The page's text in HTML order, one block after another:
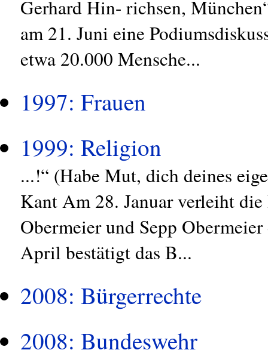
Gerhard Hin- richsen,
am 21. Juni eine
etwa 20.000 Mensche...
1997: Frauen
1999: Religion
...!“ (Habe Mut, dich deines
Kant Am 28. Januar verleiht
Obermeier und Sepp
April bestätigt das B...
2008: Bürgerrechte
2008: Bundeswehr